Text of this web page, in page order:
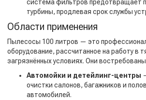
система фильтров предотвращает
турбины, продлевая срок службы
Области применения
Пылесосы 100 литров — это
оборудование, рассчитанное на работу в
загрязнённых условиях. Они
Автомойки и детейлинг-центры
очистки салонов, багажников и
автомобилей.